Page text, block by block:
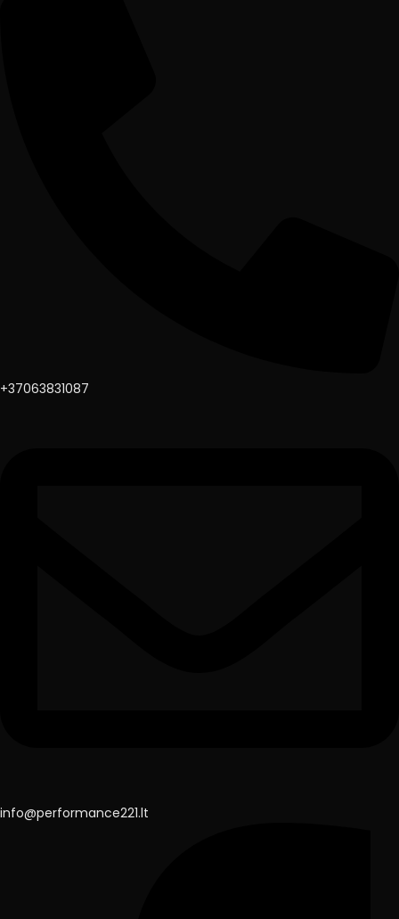
+37063831087
info@performance221.lt